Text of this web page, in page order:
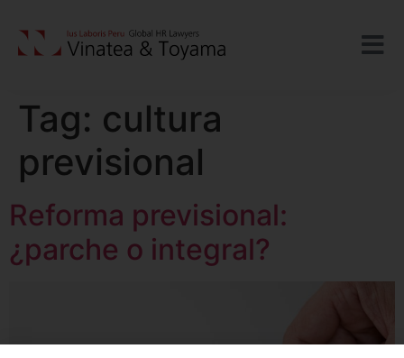
Tag: cultura
previsional
Reforma previsional:
¿parche o integral?